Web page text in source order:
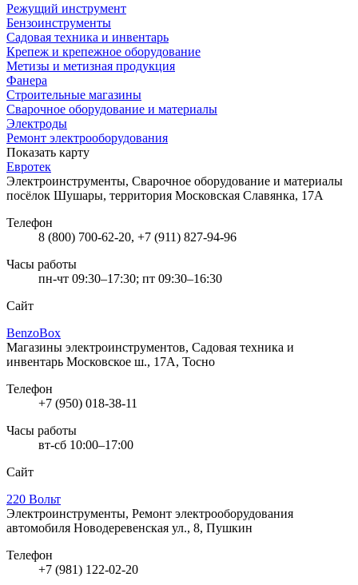
Режущий инструмент
Бензоинструменты
Садовая техника и инвентарь
Крепеж и крепежное оборудование
Метизы и метизная продукция
Фанера
Строительные магазины
Сварочное оборудование и материалы
Электроды
Ремонт электрооборудования
Показать карту
Евротек
Электроинструменты, Сварочное оборудование и материалы
посёлок Шушары, территория Московская Славянка, 17А
Телефон
8 (800) 700-62-20, +7 (911) 827-94-96
Часы работы
пн-чт 09:30–17:30; пт 09:30–16:30
Сайт
BenzoBox
Магазины электроинструментов, Садовая техника и
инвентарь Московское ш., 17А, Тосно
Телефон
+7 (950) 018-38-11
Часы работы
вт-сб 10:00–17:00
Сайт
220 Вольт
Электроинструменты, Ремонт электрооборудования
автомобиля Новодеревенская ул., 8, Пушкин
Телефон
+7 (981) 122-02-20